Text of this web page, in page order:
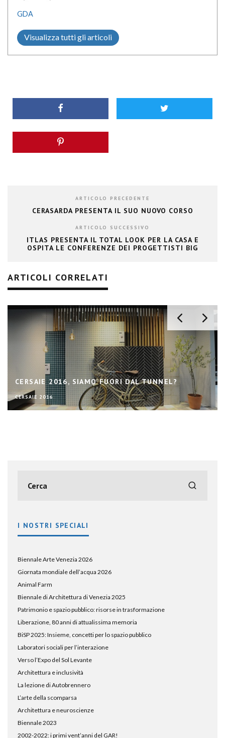
GDA
Visualizza tutti gli articoli
ARTICOLO PRECEDENTE
CERASARDA PRESENTA IL SUO NUOVO CORSO
ARTICOLO SUCCESSIVO
ITLAS PRESENTA IL TOTAL LOOK PER LA CASA E
OSPITA LE CONFERENZE DEI PROGETTISTI BIG
ARTICOLI CORRELATI
CERSAIE 2016, SIAMO FUORI DAL TUNNEL?
CERSAIE 2016
I NOSTRI SPECIALI
Biennale Arte Venezia 2026
Giornata mondiale dell’acqua 2026
Animal Farm
Biennale di Architettura di Venezia 2025
Patrimonio e spazio pubblico: risorse in trasformazione
Liberazione, 80 anni di attualissima memoria
BiSP 2025: Insieme, concetti per lo spazio pubblico
Laboratori sociali per l’interazione
Verso l’Expo del Sol Levante
Architettura e inclusività
La lezione di Autobrennero
L’arte della scomparsa
Architettura e neuroscienze
Biennale 2023
2002-2022: i primi vent’anni del GAR!